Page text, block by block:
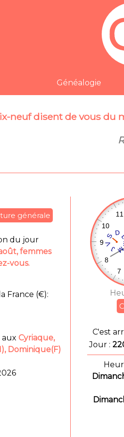
Généalogie
neuf disent de vous du
générale
du jour
femmes
vous.
France (€):
Cyriaque,
Dominique(F)
C'est
Jour :